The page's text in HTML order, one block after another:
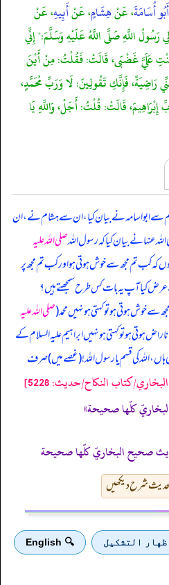
أَبُو أُسَامَةَ، عَنْهِشَامٍ، عَنْأَبِيهِ، عَنْ
رَسُولُ اللَّهِ صَلَّى اللَّهُ عَلَيْهِ وَسَلَّمَ:" إِنِّي
عَلَيَّ غَضْبَى، قَالَتْ: فَقُلْتُ: مِنْ أَيْنَ
رَاضِيَةً، فَإِنَّكِ تَقُولِينَ: لَا وَرَبِّ مُحَمَّدٍ،
قَالَتْ: قُلْتُ: أَجَلْ، وَاللَّهِ يَا
سے ابواسامہ نے بیان کیا، ان سے ہشام نے، ان
عنہا نے بیان کیا کہرسول اللہصلی اللہ علیہ
کہ کب تم مجھ سے خوش ہوتی ہو اور کب تم مجھ پر
عرض کیا آپ یہ بات کس طرح سمجھتے ہیں؟
سے خوش ہوتی ہو تو کہتی ہو نہیں محمد (صلی اللہ علیہ
ہو تو کہتی ہو نہیں ابراہیم علیہ السلام کے
اللہ کی قسم یا رسول اللہ! (غصے میں) صرف
كتاب النكاح/حدیث: 5228]
كلّها صحيحة»
صحيح البخاريّ كلّها صحيحة
شرح دیکھیں
التشكيل 🔍 English